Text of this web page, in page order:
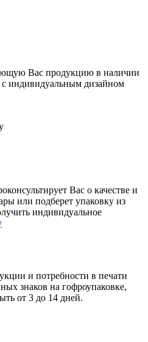
Вас продукцию в наличии
с индивидуальным дизайном
Вас о качестве и
или подберет упаковку из
индивидуальное
и потребности в печати
знаков на гофроупаковке,
от 3 до 14 дней.